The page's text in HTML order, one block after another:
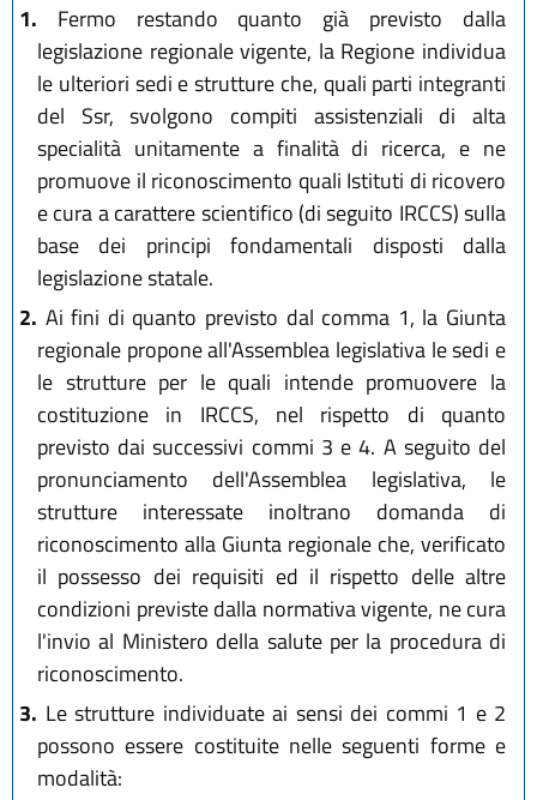
1. Fermo restando quanto già previsto dalla
legislazione regionale vigente, la Regione individua
le ulteriori sedi e strutture che, quali parti integranti
del Ssr, svolgono compiti assistenziali di alta
specialità unitamente a finalità di ricerca, e ne
promuove il riconoscimento quali Istituti di ricovero
e cura a carattere scientifico (di seguito IRCCS) sulla
base dei principi fondamentali disposti dalla
legislazione statale.
2. Ai fini di quanto previsto dal comma 1, la Giunta
regionale propone all'Assemblea legislativa le sedi e
le strutture per le quali intende promuovere la
costituzione in IRCCS, nel rispetto di quanto
previsto dai successivi commi 3 e 4. A seguito del
pronunciamento dell'Assemblea legislativa, le
strutture interessate inoltrano domanda di
riconoscimento alla Giunta regionale che, verificato
il possesso dei requisiti ed il rispetto delle altre
condizioni previste dalla normativa vigente, ne cura
l'invio al Ministero della salute per la procedura di
riconoscimento.
3. Le strutture individuate ai sensi dei commi 1 e 2
possono essere costituite nelle seguenti forme e
modalità: